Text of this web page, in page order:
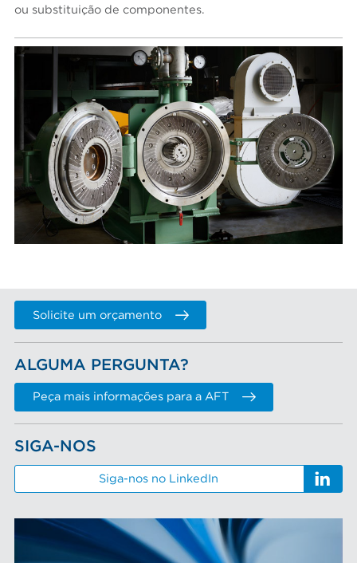
ou substituição de componentes.
Solicite um orçamento
ALGUMA PERGUNTA?
Peça mais informações para a AFT
SIGA-NOS
Siga-nos no LinkedIn